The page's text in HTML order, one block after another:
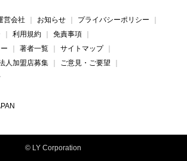
営会社 お知らせ
プライバシーポリシー
利用規約
免責事項
著者一覧
サイトマップ
人加盟店募集
ご意見・ご要望
© LY Corporation